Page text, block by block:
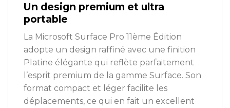
Un design premium et ultra
portable
La Microsoft Surface Pro 11ème Édition
adopte un design raffiné avec une finition
Platine élégante qui reflète parfaitement
l’esprit premium de la gamme Surface. Son
format compact et léger facilite les
déplacements, ce qui en fait un excellent